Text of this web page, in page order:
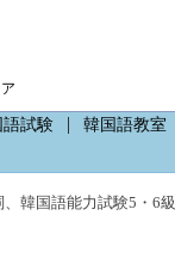
語試験 韓国語教室
、 韓国語能力試験5・6級